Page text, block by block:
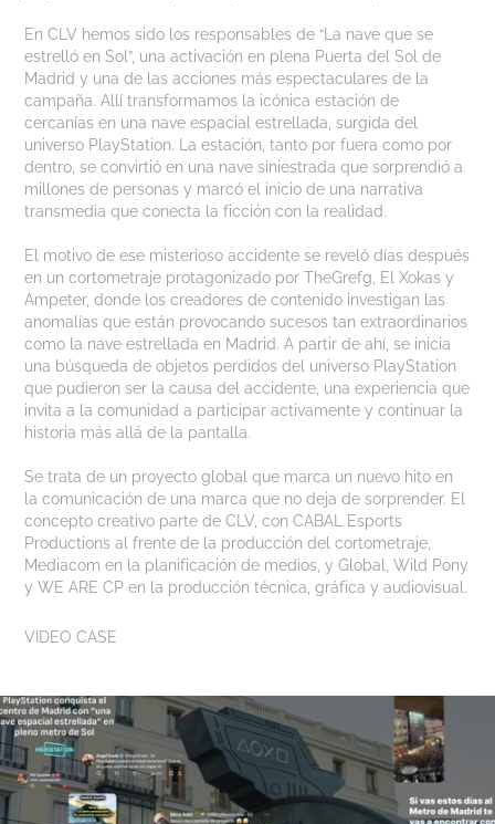
En CLV hemos sido los responsables de “La nave que se
estrelló en Sol”, una activación en plena Puerta del Sol de
Madrid y una de las acciones más espectaculares de la
campaña. Allí transformamos la icónica estación de
cercanías en una nave espacial estrellada, surgida del
universo PlayStation. La estación, tanto por fuera como por
dentro, se convirtió en una nave siniestrada que sorprendió a
millones de personas y marcó el inicio de una narrativa
transmedia que conecta la ficción con la realidad.
El motivo de ese misterioso accidente se reveló días después
en un cortometraje protagonizado por TheGrefg, El Xokas y
Ampeter, donde los creadores de contenido investigan las
anomalías que están provocando sucesos tan extraordinarios
como la nave estrellada en Madrid. A partir de ahí, se inicia
una búsqueda de objetos perdidos del universo PlayStation
que pudieron ser la causa del accidente, una experiencia que
invita a la comunidad a participar activamente y continuar la
historia más allá de la pantalla.
Se trata de un proyecto global que marca un nuevo hito en
la comunicación de una marca que no deja de sorprender. El
concepto creativo parte de CLV, con CABAL Esports
Productions al frente de la producción del cortometraje,
Mediacom en la planificación de medios, y Global, Wild Pony
y WE ARE CP en la producción técnica, gráfica y audiovisual.
VIDEO CASE